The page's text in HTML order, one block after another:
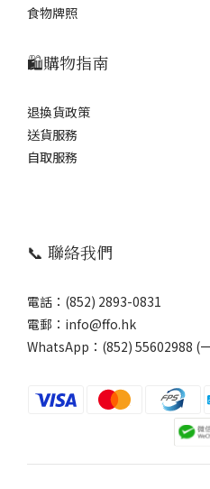
食物牌照
🛍️購物指南
退換貨政策
送貨服務
自取服務
📞 聯絡我們
電話：(852) 2893-0831
電郵：info@ffo.hk
WhatsApp： (852) 55602988 (